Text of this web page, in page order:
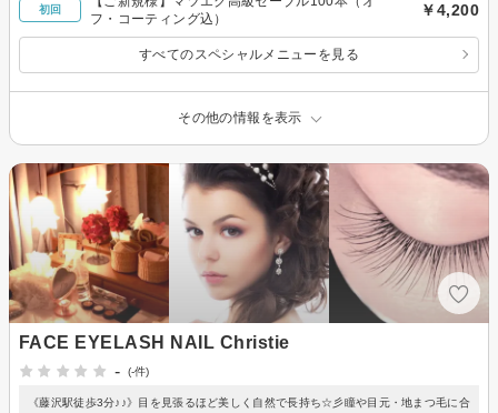
初回
フ・コーティング込）
￥4,200
すべてのスペシャルメニューを見る
その他の情報を表示
FACE EYELASH NAIL Christie
-
(-件)
《藤沢駅徒歩3分♪♪》目を見張るほど美しく自然で長持ち☆彡瞳や目元・地まつ毛に合